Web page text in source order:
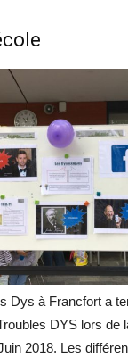
Dys à Francfort a
DYS lors de
2018. Les